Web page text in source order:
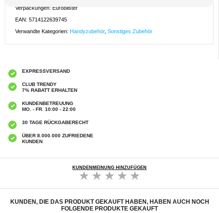
Verpackungen: Euroblister
EAN: 5714122639745
Verwandte Kategorien: Handyzubehör, Sonstiges Zubehör
EXPRESSVERSAND
CLUB TRENDY
7% RABATT ERHALTEN
KUNDENBETREUUNG
MO. - FR. 10:00 - 22:00
30 TAGE RÜCKGABERECHT
ÜBER 8.000.000 ZUFRIEDENE
KUNDEN
KUNDENMEINUNG HINZUFÜGEN
KUNDEN, DIE DAS PRODUKT GEKAUFT HABEN, HABEN AUCH NOCH
FOLGENDE PRODUKTE GEKAUFT